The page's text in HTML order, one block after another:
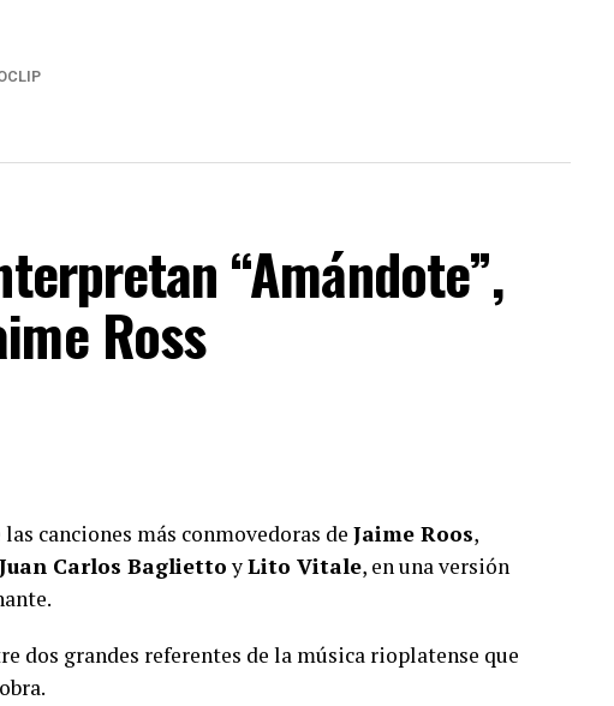
“Amándote”,
Ross
las canciones más conmovedoras de Jaime Roos,
Juan Carlos BagliettoyLito Vitale, en una versión
dos grandes referentes de la música rioplatense que